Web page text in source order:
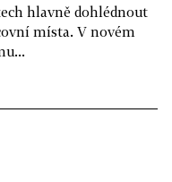
hlavně dohlédnout
místa. V novém